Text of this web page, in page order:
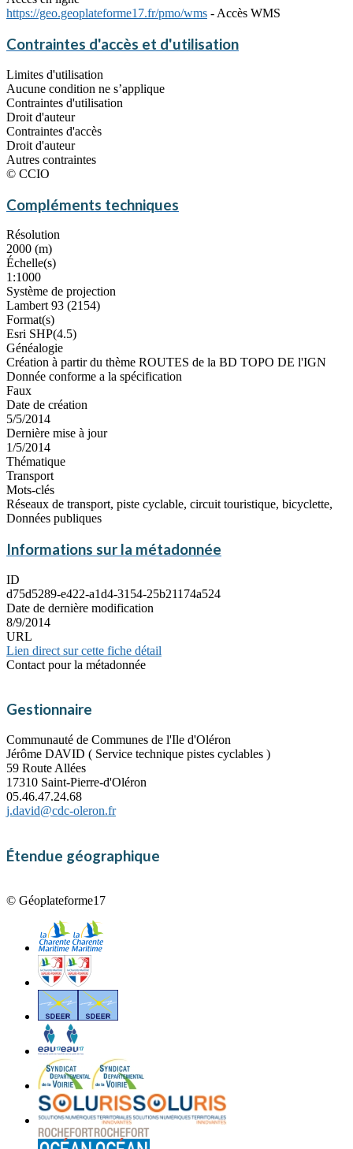
https://geo.geoplateforme17.fr/pmo/wms - Accès WMS
Contraintes d'accès et d'utilisation
Limites d'utilisation
Aucune condition ne s’applique
Contraintes d'utilisation
Droit d'auteur
Contraintes d'accès
Droit d'auteur
Autres contraintes
© CCIO
Compléments techniques
Résolution
2000 (m)
Échelle(s)
1:1000
Système de projection
Lambert 93 (2154)
Format(s)
Esri SHP(4.5)
Généalogie
Création à partir du thème ROUTES de la BD TOPO DE l'IGN
Donnée conforme a la spécification
Faux
Date de création
5/5/2014
Dernière mise à jour
1/5/2014
Thématique
Transport
Mots-clés
Réseaux de transport, piste cyclable, circuit touristique, bicyclette,
Données publiques
Informations sur la métadonnée
ID
d75d5289-e422-a1d4-3154-25b21174a524
Date de dernière modification
8/9/2014
URL
Lien direct sur cette fiche détail
Contact pour la métadonnée
Gestionnaire
Communauté de Communes de l'Ile d'Oléron
Jérôme DAVID ( Service technique pistes cyclables )
59 Route Allées
17310 Saint-Pierre-d'Oléron
05.46.47.24.68
j.david@cdc-oleron.fr
Étendue géographique
© Géoplateforme17